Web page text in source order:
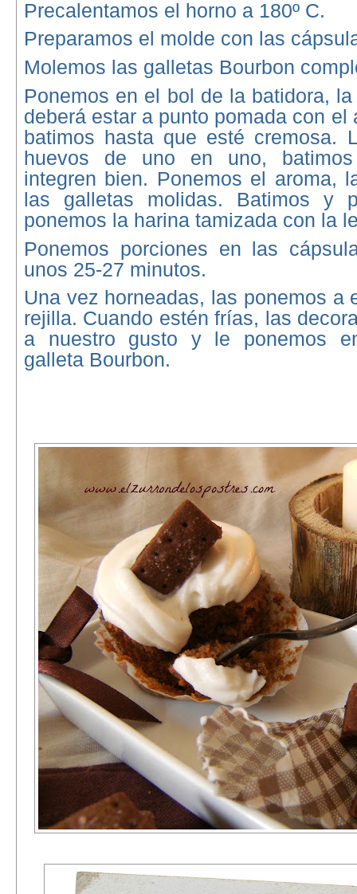
Precalentamos el horno a 180º C.
Preparamos el molde con las
Molemos las galletas Bourbon
Ponemos en el bol de la batidora,
deberá estar a punto pomada con el
batimos hasta que esté cremosa.
huevos de uno en uno,
integren bien. Ponemos el aroma,
las galletas molidas. Batimos y
ponemos la harina tamizada con la
Ponemos porciones en las
unos 25-27 minutos.
Una vez horneadas, las ponemos a
rejilla. Cuando estén frías, las
a nuestro gusto y le ponemos
galleta Bourbon.